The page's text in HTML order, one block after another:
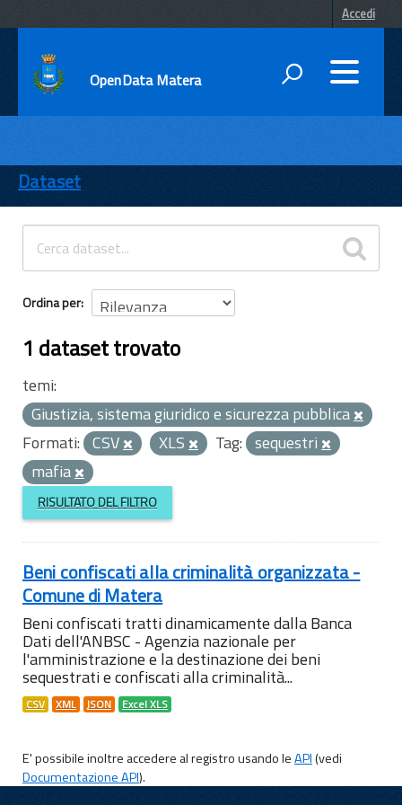
Accedi
OpenData Matera
ENTI
TEMI
INFORMAZIONI
Dataset
Ordina per
1 dataset trovato
temi:
Giustizia, sistema giuridico e sicurezza pubblica
Formati: CSV XLS Tag: sequestri
mafia
RISULTATO DEL FILTRO
Beni confiscati alla criminalità organizzata -
Comune di Matera
Beni confiscati tratti dinamicamente dalla Banca
Dati dell'ANBSC - Agenzia nazionale per
l'amministrazione e la destinazione dei beni
sequestrati e confiscati alla criminalità...
CSV XML JSON Excel XLS
E' possibile inoltre accedere al registro usando leAPI(vedi
Documentazione API).